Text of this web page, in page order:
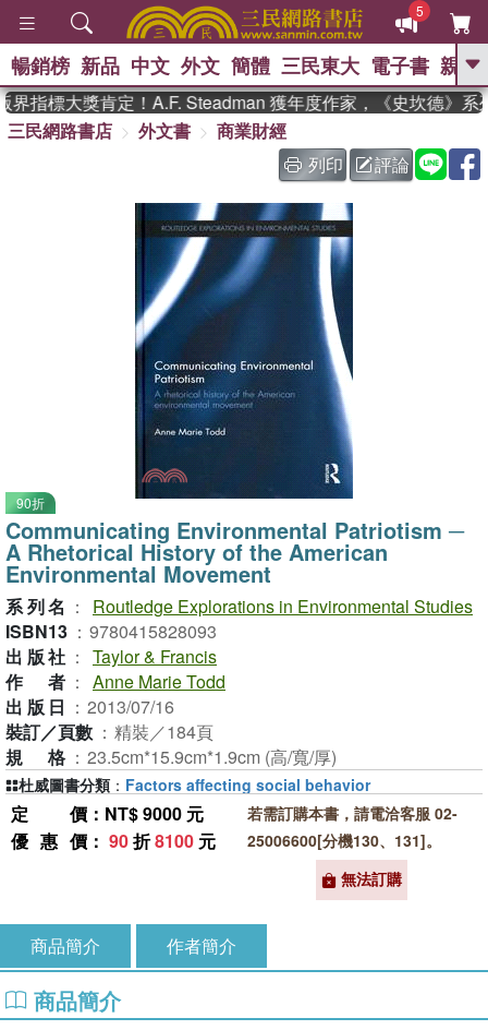
5
GO
熱搜： 東野圭吾
、 如果歷史是一群喵 、 暑期
國際布克獎 臺灣漫遊錄 、 方
念華 、 台灣的李登輝時代
孩：黎曼猜想 、 偉大的迷走神經
暢銷榜 新品 中文 外文 簡體 三民東大 電子書 親子
指標大獎肯定！A.F. Steadman 獲年度作家，《史坎德》系
三民網路書店
外文書
商業財經
列印
評論
90折
Communicating Environmental Patriotism ─
A Rhetorical History of the American
Environmental Movement
系列名 ：
Routledge Explorations in Environmental Studies
ISBN13 ： 9780415828093
出版社 ： Taylor & Francis
作者 ： Anne Marie Todd
出版日 ： 2013/07/16
裝訂／頁數 ： 精裝／184頁
規格 ： 23.5cm*15.9cm*1.9cm (高/寬/厚)
定價 ：NT$ 9000 元
優惠價 ： 90折8100 元
若需訂購本書，請電洽客服 02-
25006600[分機130、131]。
無法訂購
杜威圖書分類 ： Factors affecting social behavior
商品簡介 作者簡介
商品簡介